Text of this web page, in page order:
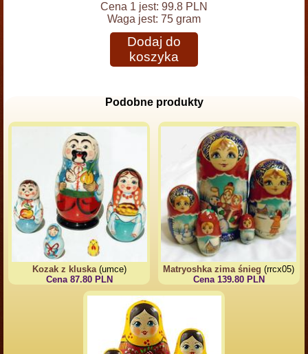
Cena 1 jest: 99.8 PLN
Waga jest: 75 gram
Dodaj do
koszyka
Podobne produkty
Kozak z kluska(umce)
Cena 87.80 PLN
Matryoshka zima śnieg (rrcx05)
Cena 139.80 PLN